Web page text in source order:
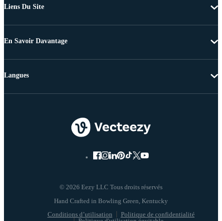
Liens Du Site
En Savoir Davantage
© 2026 Eezy LLC Tous droits réservés
Conditions d’utilisation
Politique de confidentialité
Langues